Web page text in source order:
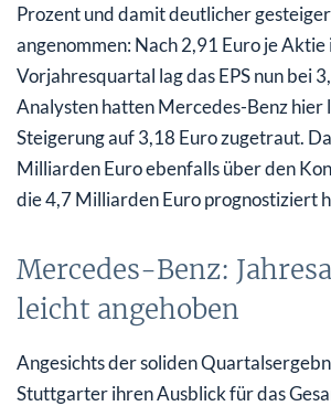
Prozent und damit deutlicher
angenommen: Nach 2,91 Euro je Aktie
Vorjahresquartal lag das EPS nun bei
Analysten hatten Mercedes-Benz hier
Steigerung auf 3,18 Euro zugetraut.
Milliarden Euro ebenfalls über den
die 4,7 Milliarden Euro prognostiziert
Mercedes-Benz:
leicht angehoben
Angesichts der soliden
Stuttgarter ihren Ausblick für das